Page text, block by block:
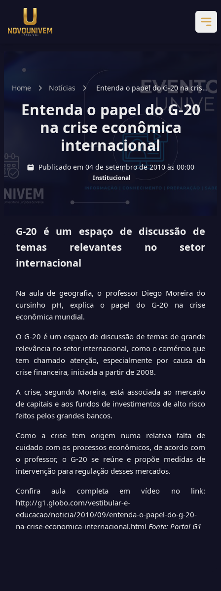
Home Notícias
Entenda o papel do G-20 na crise
econômica internacional
Entenda o papel do G-20
na crise econômica
internacional
Publicado em 04 de setembro de 2010 às 00:00
Institucional
G-20 é um espaço de discussão de
temas relevantes no setor
internacional
Na aula de geografia, o professor Diego Moreira do
cursinho pH, explica o papel do G-20 na crise
econômica mundial.
O G-20 é um espaço de discussão de temas de grande
relevância no setor internacional, como o comércio que
tem chamado atenção, especialmente por causa da
crise financeira, iniciada a partir de 2008.
A crise, segundo Moreira, está associada ao mercado
de capitais e aos fundos de investimentos de alto risco
feitos pelos grandes bancos.
Como a crise tem origem numa relativa falta de
cuidado com os processos econômicos, de acordo com
o professor, o G-20 se reúne e propõe medidas de
intervenção para regulação desses mercados.
Confira aula completa em vídeo no link:
http://g1.globo.com/vestibular-e-
educacao/noticia/2010/09/entenda-o-papel-do-g-20-
na-crise-economica-internacional.html Fonte: Portal G1